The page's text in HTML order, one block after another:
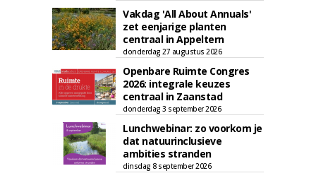
Vakdag 'All About Annuals'
zet eenjarige planten
centraal in Appeltern
donderdag 27 augustus 2026
Openbare Ruimte Congres
2026: integrale keuzes
centraal in Zaanstad
donderdag 3 september 2026
Lunchwebinar: zo voorkom je
dat natuurinclusieve
ambities stranden
dinsdag 8 september 2026